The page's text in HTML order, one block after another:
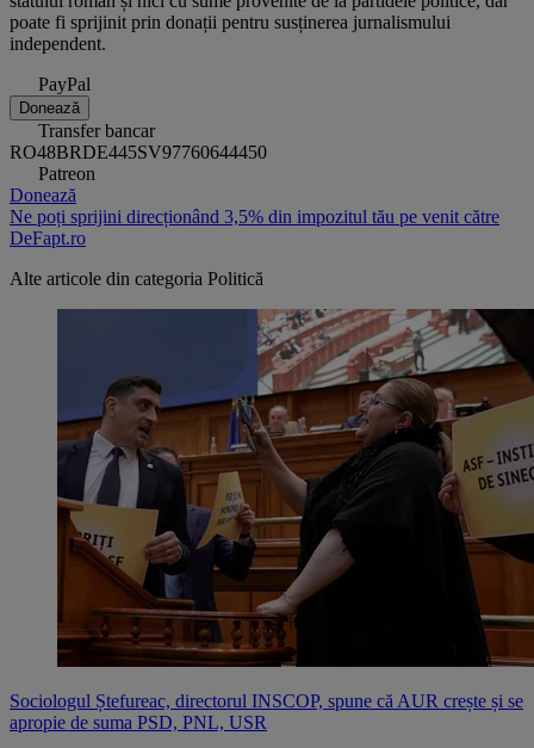
poate fi sprijinit prin donații pentru susținerea jurnalismului
independent.
PayPal
Donează
Transfer bancar
RO48BRDE445SV97760644450
Patreon
Donează
Ne poți sprijini direcționând 3,5% din impozitul tău pe venit către
DeFapt.ro
Alte articole din categoria Politică
Sociologul Ștefureac, directorul INSCOP, spune că AUR crește și se
apropie de suma PSD, PNL, USR